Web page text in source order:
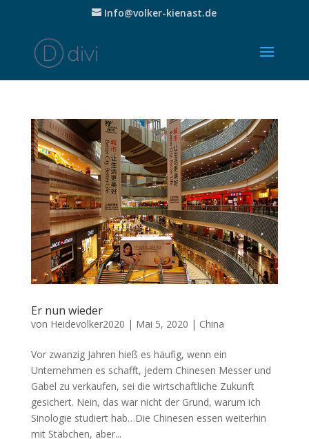
Info@volker-kienast.de
Er nun wieder
von Heidevolker2020 | Mai 5, 2020 | China
Vor zwanzig Jahren hieß es häufig, wenn ein
Unternehmen es schafft, jedem Chinesen Messer und
Gabel zu verkaufen, sei die wirtschaftliche Zukunft
gesichert. Nein, das war nicht der Grund, warum ich
Sinologie studiert hab…Die Chinesen essen weiterhin
mit Stäbchen, aber...